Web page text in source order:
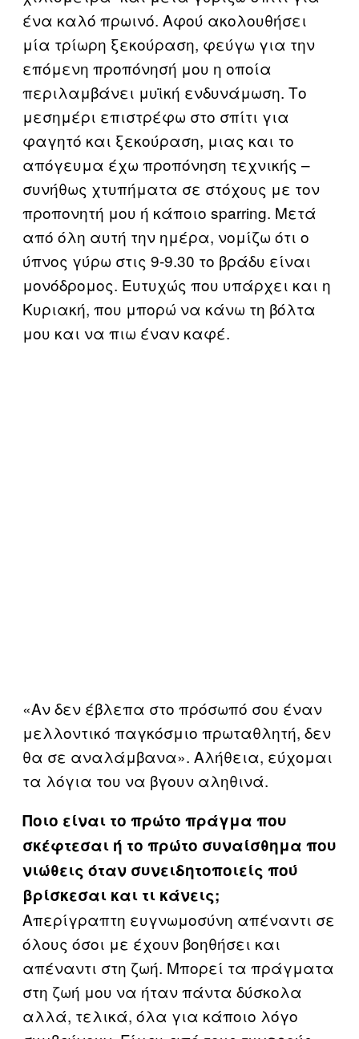
ένα καλό πρωινό. Αφού ακολουθήσει
μία τρίωρη ξεκούραση, φεύγω για την
επόμενη προπόνησή μου η οποία
περιλαμβάνει μυϊκή ενδυνάμωση. Το
μεσημέρι επιστρέφω στο σπίτι για
φαγητό και ξεκούραση, μιας και το
απόγευμα έχω προπόνηση τεχνικής –
συνήθως χτυπήματα σε στόχους με τον
προπονητή μου ή κάποιο sparring. Μετά
από όλη αυτή την ημέρα, νομίζω ότι ο
ύπνος γύρω στις 9-9.30 το βράδυ είναι
μονόδρομος. Ευτυχώς που υπάρχει και η
Κυριακή, που μπορώ να κάνω τη βόλτα
μου και να πιω έναν καφέ.
«Αν δεν έβλεπα στο πρόσωπό σου έναν
μελλοντικό παγκόσμιο πρωταθλητή, δεν
θα σε αναλάμβανα». Αλήθεια, εύχομαι
τα λόγια του να βγουν αληθινά.
Ποιο είναι το πρώτο πράγμα που
σκέφτεσαι ή το πρώτο συναίσθημα που
νιώθεις όταν συνειδητοποιείς πού
βρίσκεσαι και τι κάνεις;
Απερίγραπτη ευγνωμοσύνη απέναντι σε
όλους όσοι με έχουν βοηθήσει και
απέναντι στη ζωή. Μπορεί τα πράγματα
στη ζωή μου να ήταν πάντα δύσκολα
αλλά, τελικά, όλα για κάποιο λόγο